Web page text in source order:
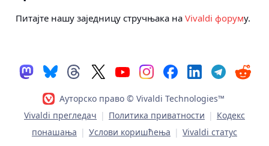
Питајте нашу заједницу стручњака на Vivaldi форуму.
Ауторско право © Vivaldi Technologies™
Vivaldi прегледач | Политика приватности | Кодекс
понашања | Услови коришћења | Vivaldi статус